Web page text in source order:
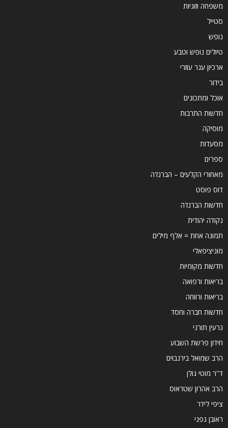
משפחה וזוגיות
סטייל
נופש
טיולים נופש וטבע
ארכיון ענר עוזרי
בידור
אוכל ומתכונים
חדשות התרבות
מוסיקה
מסעדות
ספרים
מאחורי הקלעים – הברנז'ה
דוס פוסט
חדשות הברנז'ה
נקודה יהודית
תמונה אחת = אלף מילים
מוניציפאלי
חדשות מקומיות
בריאות ורפואה
בריאות ורווחה
חדשות חברה וחסד
גרעין תורני
חידון פרשת השבוע
הרב שמואל בירנבוים
ד''ר מוטי גולן
הרב אהרון שטראוס
ציפי לידר
ראובן גפני